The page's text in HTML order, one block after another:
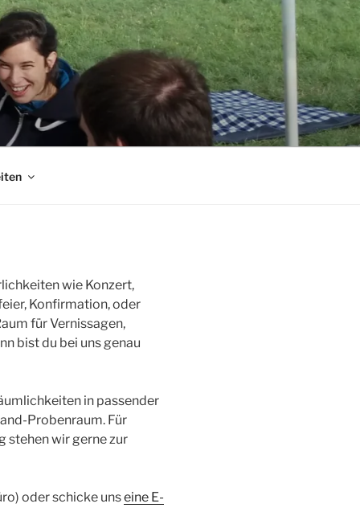
wie Konzert,
Konfirmation, oder
für Vernissagen,
bist du bei uns genau
in passender
Probenraum. Für
stehen wir gerne zur
oder schicke unseine E-